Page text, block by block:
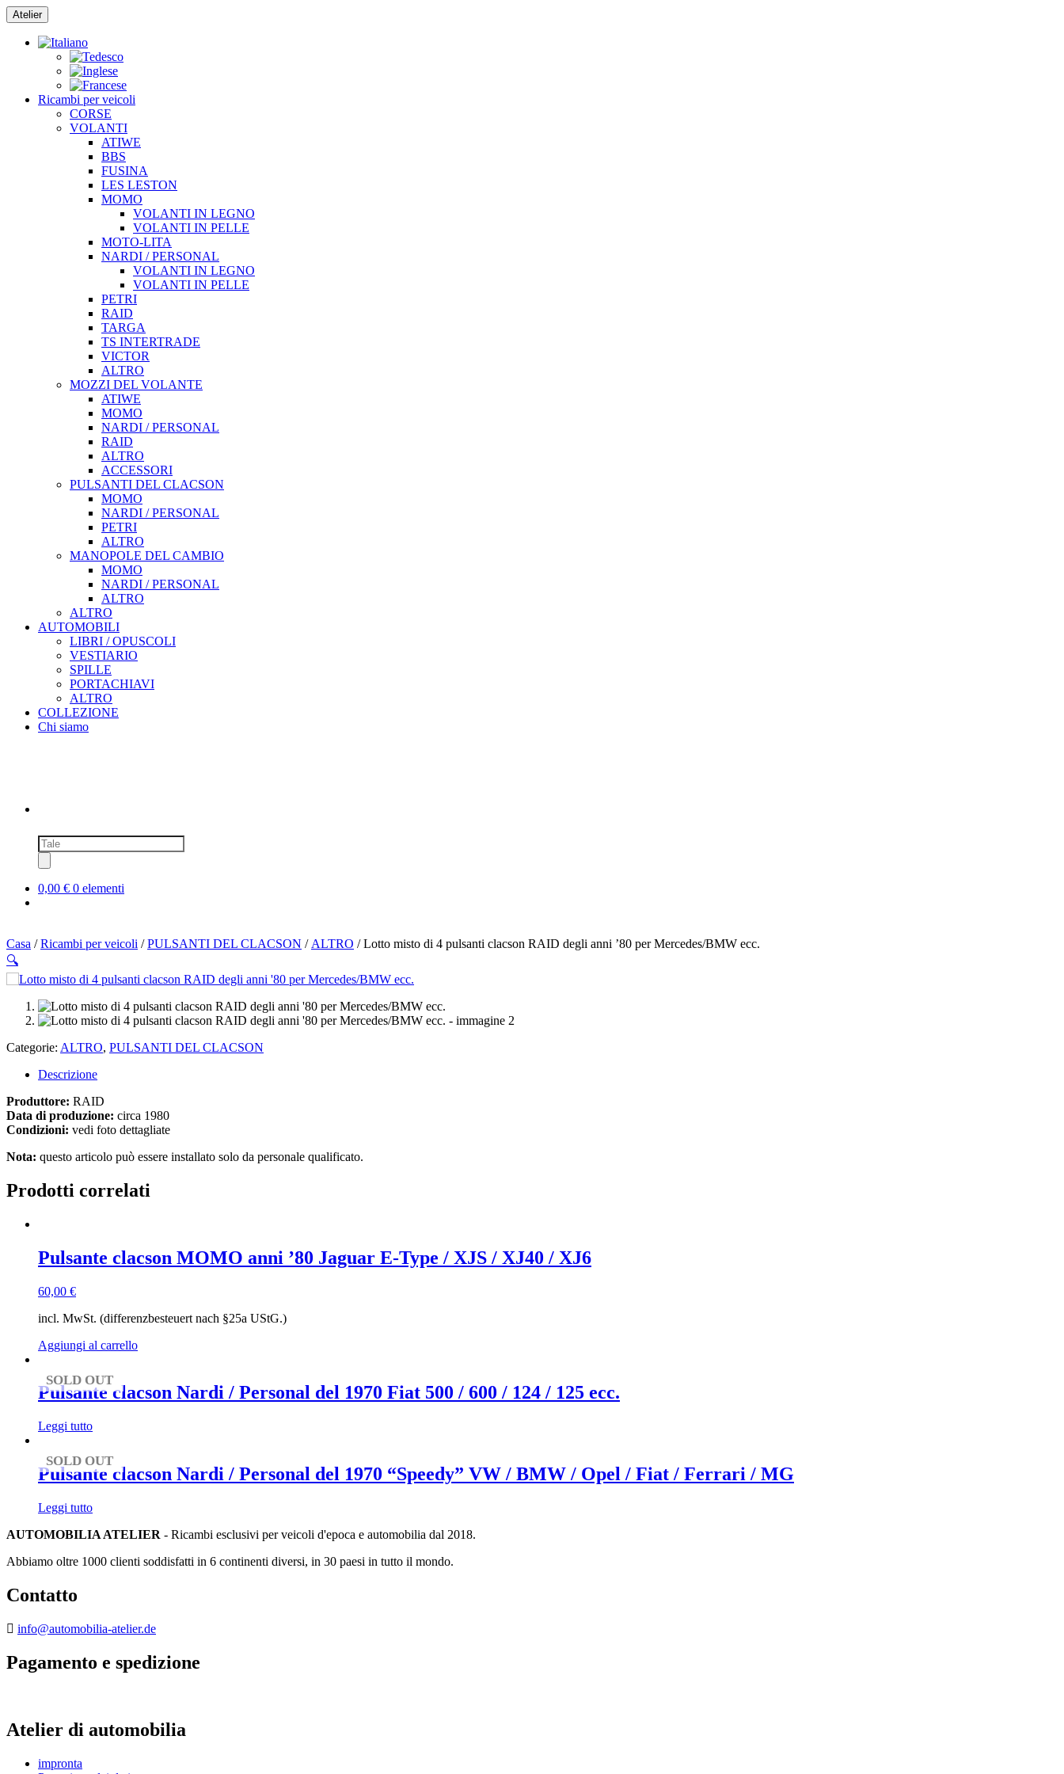
Vai
al
contenuto
Atelier
Ricambi per veicoli
CORSE
VOLANTI
ATIWE
BBS
FUSINA
LES LESTON
MOMO
VOLANTI IN LEGNO
VOLANTI IN PELLE
MOTO-LITA
NARDI / PERSONAL
VOLANTI IN LEGNO
VOLANTI IN PELLE
PETRI
RAID
TARGA
TS INTERTRADE
VICTOR
ALTRO
MOZZI DEL VOLANTE
ATIWE
MOMO
NARDI / PERSONAL
RAID
ALTRO
ACCESSORI
PULSANTI DEL CLACSON
MOMO
NARDI / PERSONAL
PETRI
ALTRO
MANOPOLE DEL CAMBIO
MOMO
NARDI / PERSONAL
ALTRO
ALTRO
AUTOMOBILI
LIBRI / OPUSCOLI
VESTIARIO
SPILLE
PORTACHIAVI
ALTRO
COLLEZIONE
Chi siamo
Ricerca
prodotti
0,00 € 0 elementi
Casa /Ricambi per veicoli /PULSANTI DEL CLACSON / ALTRO / Lotto misto di 4 pulsanti clacson RAID degli anni ’80 per Mercedes/BMW ecc.
🔍
SOLD OUT
Categorie: ALTRO, PULSANTI DEL CLACSON
Descrizione
Produttore: RAID
Data di produzione: circa 1980
Condizioni: vedi foto dettagliate
Nota: questo articolo può essere installato solo da personale qualificato.
Prodotti correlati
Pulsante clacson MOMO anni ’80 Jaguar E-Type / XJS / XJ40 / XJ6
60,00 €
incl. MwSt. (differenzbesteuert nach §25a UStG.)
Aggiungi al carrello
SOLD OUT
Pulsante clacson Nardi / Personal del 1970 Fiat 500 / 600 / 124 / 125 ecc.
Leggi tutto
SOLD OUT
Pulsante clacson Nardi / Personal del 1970 “Speedy” VW / BMW / Opel / Fiat / Ferrari / MG
Leggi tutto
AUTOMOBILIA ATELIER - Ricambi esclusivi per veicoli d'epoca e automobilia dal 2018.
Abbiamo oltre 1000 clienti soddisfatti in 6 continenti diversi, in 30 paesi in tutto il mondo.
Contatto
info@automobilia-atelier.de
Pagamento e spedizione
Atelier di automobilia
impronta